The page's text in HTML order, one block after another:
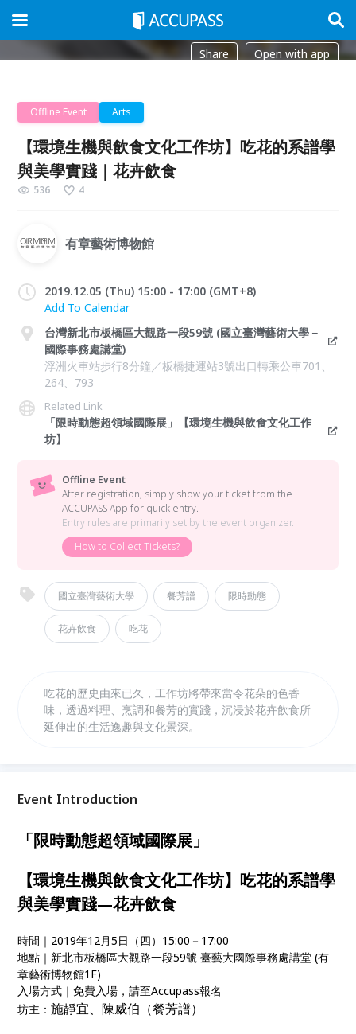
Share Open with app
Offline Event Arts
【環境生機與飲食文化工作坊】吃花的系譜學
與美學實踐｜花卉飲食
536 4
有章藝術博物館
2019.12.05 (Thu) 15:00 - 17:00 (GMT+8)
Add To Calendar
台灣新北市板橋區大觀路一段59號 (國立臺灣藝術大學－
國際事務處講堂)
浮洲火車站步行8分鐘／板橋捷運站3號出口轉乘公車701、
264、793
Related Link
「限時動態超領域國際展」【環境生機與飲食文化工作
坊】
Offline Event
After registration, simply show your ticket from the
ACCUPASS App for quick entry.
Entry rules are primarily set by the event organizer.
How to Collect Tickets?
國立臺灣藝術大學 餐芳譜 限時動態
花卉飲食 吃花
吃花的歷史由來已久，工作坊將帶來當令花朵的色香
味，透過料理、烹調和餐芳的實踐，沉浸於花卉飲食所
延伸出的生活逸趣與文化景深。
Event Introduction
「限時動態超領域國際展」
【環境生機與飲食文化工作坊】吃花的系譜學
與美學實踐—花卉飲食
時間｜2019年12月5日（四）15:00－17:00
地點｜新北市板橋區大觀路一段59號 臺藝大國際事務處講堂 (有
章藝術博物館1F)
入場方式｜免費入場，請至Accupass報名
坊主：施靜宜、陳威伯（餐芳譜）